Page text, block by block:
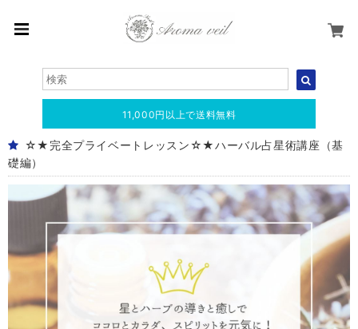
11,000円以上で送料無料
☆★完全プライベートレッスン☆★ハーバル占星術講座（基
礎編）